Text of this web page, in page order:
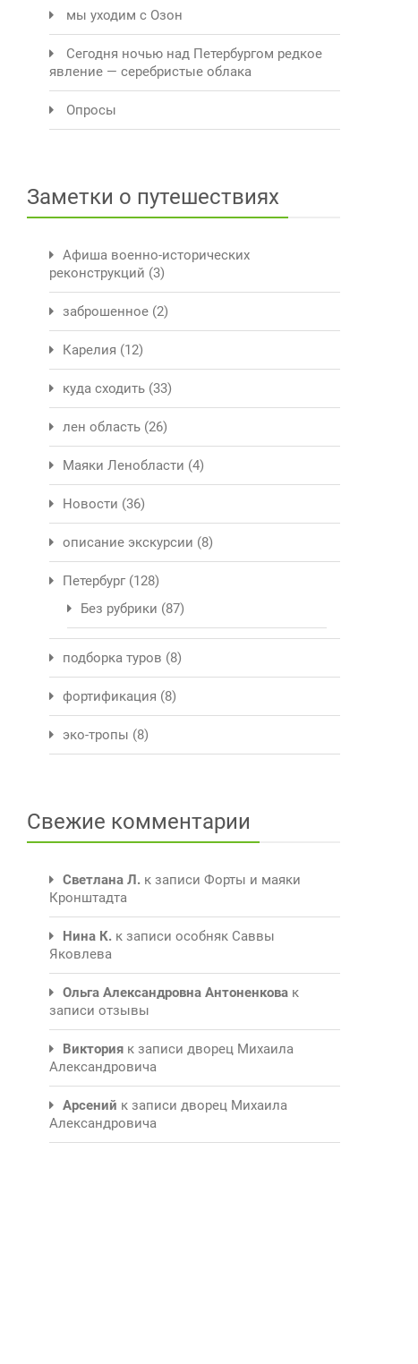
мы уходим с Озон
Сегодня ночью над Петербургом редкое
явление — серебристые облака
Опросы
Заметки о путешествиях
Афиша военно-исторических
реконструкций (3)
заброшенное (2)
Карелия (12)
куда сходить (33)
лен область (26)
Маяки Ленобласти (4)
Новости (36)
описание экскурсии (8)
Петербург (128)
Без рубрики (87)
подборка туров (8)
фортификация (8)
эко-тропы (8)
Свежие комментарии
Светлана Л. к записи Форты и маяки
Кронштадта
Нина К. к записи особняк Саввы
Яковлева
Ольга Александровна Антоненкова к
записи отзывы
Виктория к записи дворец Михаила
Александровича
Арсений к записи дворец Михаила
Александровича